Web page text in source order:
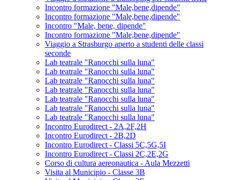
Incontro formazione "Male,bene,dipende"
Incontro formazione "Male,bene,dipende"
Incontro "Male, bene, dipende"
Incontro formazione "Male,bene,dipende"
Viaggio a Strasburgo aperto a studenti delle classi
seconde
Lab teatrale "Ranocchi sulla luna"
Lab teatrale "Ranocchi sulla luna"
Lab teatrale "Ranocchi sulla luna"
Lab teatrale "Ranocchi sulla luna"
Lab teatrale "Ranocchi sulla luna"
Lab teatrale "Ranocchi sulla luna"
Lab teatrale "Ranocchi sulla luna"
Incontro Eurodirect - 2A,2F,2H
Incontro Eurodirect - 2B,2D
Incontro Eurodirect - Classi 5C,5G,5I
Incontro Eurodirect - Classi 2C,2E,2G
Corso di cultura aereonautica - Aula Mezzetti
Visita al Municipio - Classe 3B